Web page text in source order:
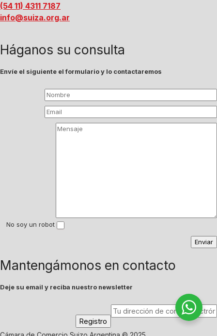
(54 11) 4311 7187
info@suiza.org.ar
Háganos su consulta
Envíe el siguiente el formulario y lo contactaremos
No soy un robot
Mantengámonos en contacto
Deje su email y reciba nuestro newsletter